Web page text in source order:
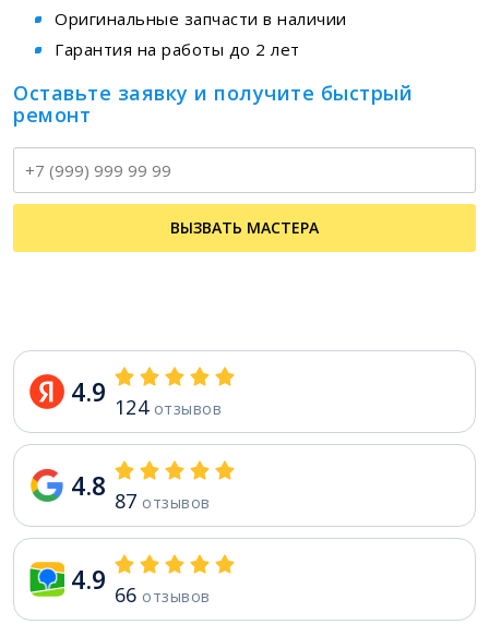
Оригинальные запчасти в наличии
Гарантия на работы до 2 лет
Оставьте заявку и получите быстрый
ремонт
ВЫЗВАТЬ МАСТЕРА
4.9 124отзывов
4.8 87 отзывов
4.9 66 отзывов